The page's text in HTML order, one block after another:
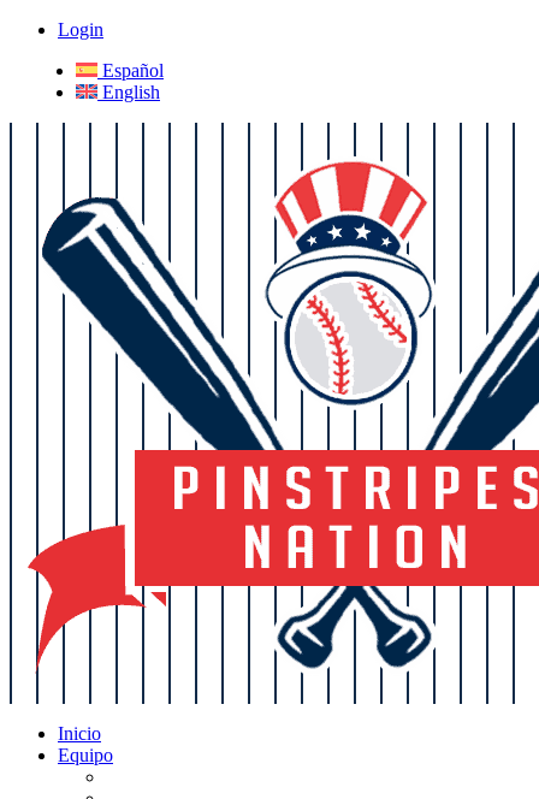
Login
Español
English
Inicio
Equipo